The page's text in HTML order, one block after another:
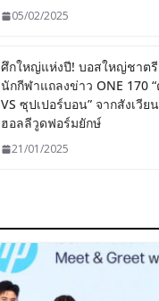
05/02/2025
ศึกใหญ่แห่งปี! บอสใหญ่ชาต
นักกีฬาแถลงข่าว ONE 170
VS ซุปเปอร์บอน” จากสังเวี
ฮอลลีวูดฟอร์มยักษ์
21/01/2025